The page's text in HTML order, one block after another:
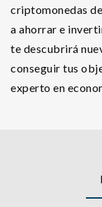
criptomonedas
a ahorrar e
te descubrirá
conseguir tus
experto en